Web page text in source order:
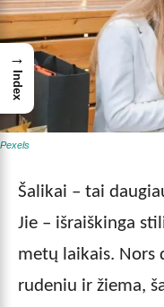
Pexels
Šalikai – tai
Jie – išraiškinga
metų laikais. Nors
rudeniu ir žiema,
→
Index